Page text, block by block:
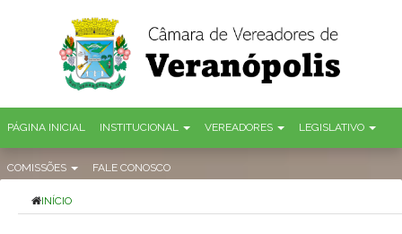
PÁGINA INICIAL INSTITUCIONAL VEREADORES LEGISLATIVO
COMISSÕES FALE CONOSCO
INÍCIO